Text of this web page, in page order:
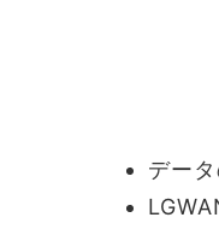
デー